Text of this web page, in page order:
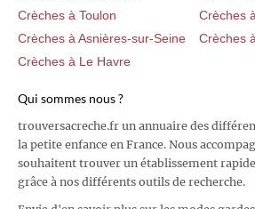
Crèches à Toulon
Crèches
Crèches à Asnières-sur-Seine
Crèches
Crèches à Le Havre
Qui sommes nous ?
trouversacreche.fr un annuaire des
la petite enfance en France. Nous
souhaitent trouver un établissement
grâce à nos différents outils de recherche.